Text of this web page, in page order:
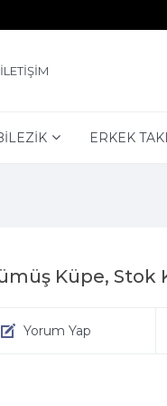
İLETİŞİM
ERKEK TAKI
Küpe, Stok
Yorum Yap